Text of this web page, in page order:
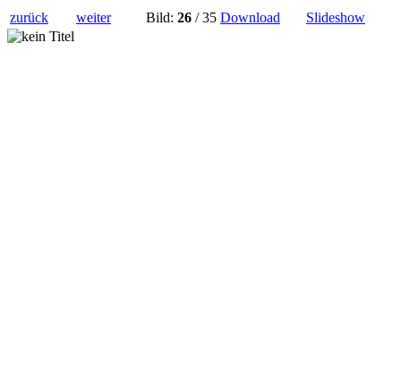
zurück weiter Bild: 26 / 35 Download Slideshow